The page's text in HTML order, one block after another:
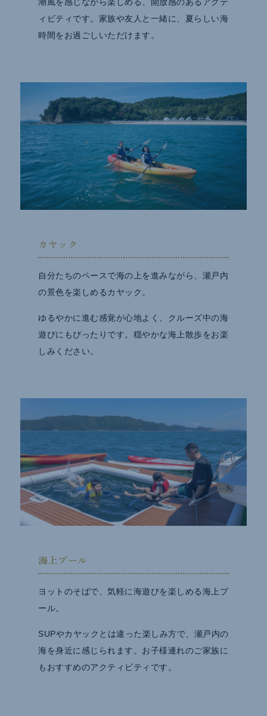
ィビティです。家族や友人と一緒に、夏らしい海
時間をお過ごしいただけます。
カヤック
自分たちのペースで海の上を進みながら、瀬戸内
の景色を楽しめるカヤック。
ゆるやかに進む感覚が心地よく、クルーズ中の海
遊びにもぴったりです。穏やかな海上散歩をお楽
しみください。
海上プール
ヨットのそばで、気軽に海遊びを楽しめる海上プ
ール。
SUPやカヤックとは違った楽しみ方で、瀬戸内の
海を身近に感じられます。お子様連れのご家族に
もおすすめのアクティビティです。